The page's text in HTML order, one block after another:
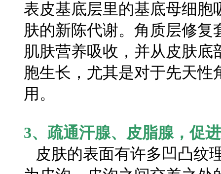
表皮基底层里的基底母细
肤的新陈代谢。角质层修
肌肤营养吸收，并从皮肤
胞生长，尤其是对于先天
用。
3、疏通汗腺、皮脂腺，促
皮肤的表面有许多凹凸纹